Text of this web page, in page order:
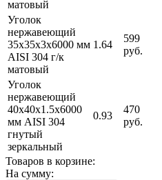
матовый
Уголок
нержавеющий
35х35х3х6000 мм
AISI 304 г/к
матовый
1.64
599
руб.
Уголок
нержавеющий
40х40х1.5х6000
мм AISI 304
гнутый
зеркальный
0.93
470
руб.
Товаров в корзине:
На сумму: